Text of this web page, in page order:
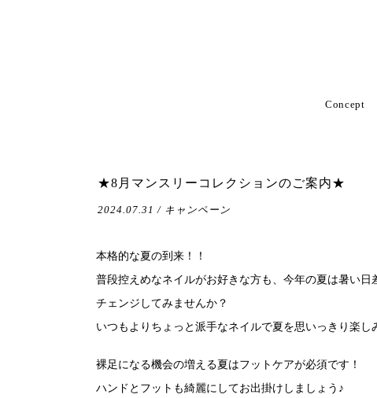
Concept
★8月マンスリーコレクションのご案内★
2024.07.31 / キャンペーン
本格的な夏の到来！！
普段控えめなネイルがお好きな方も、今年の夏は暑い
チェンジしてみませんか？
いつもよりちょっと派手なネイルで夏を思いっきり楽
裸足になる機会の増える夏はフットケアが必須です！
ハンドとフットも綺麗にしてお出掛けしましょう♪